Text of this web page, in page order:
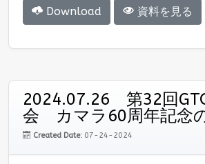
Download 資料を見る
2024.07.26 第32回
会 カマラ60周年記念
Created Date: 07-24-2024